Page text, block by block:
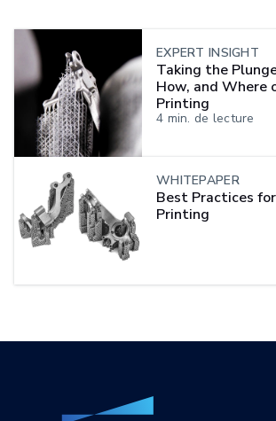
EXPERT INSIGHT
Taking the
How, and Where
Printing
4 min. de lecture
WHITEPAPER
Best Practices
Printing